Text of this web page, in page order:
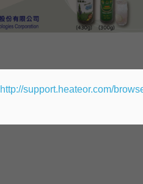
http://support.heateor.com/